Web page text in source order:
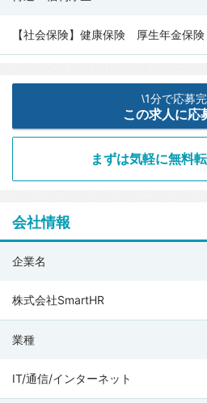
【社会保険】健康保険 厚生年金
まずは気軽に無料
\1分で応募
この求人に応
会社情報
社
SmartHR
企業名
株式会社SmartHR
業種
IT/通信/インターネット